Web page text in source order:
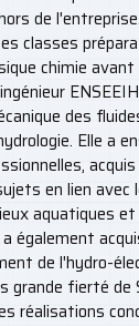
de
classes
chimie
des
Elle a
en lien avec
aquatiques
également
de l'hydro-
grande fierté de
réalisations